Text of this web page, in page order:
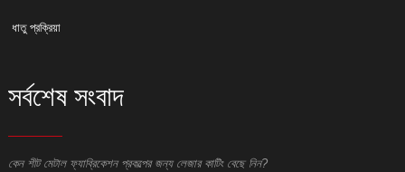
ধাতু প্রক্রিয়া
সর্বশেষ সংবাদ
কেন শীট মেটাল ফ্যাব্রিকেশন প্রকল্পের জন্য লেজার কাটিং বেছে নিন?